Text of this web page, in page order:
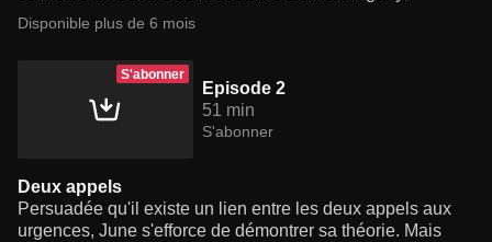
Disponible plus de 6 mois
S'abonner
Episode 2
51 min
S'abonner
Deux appels
Persuadée qu'il existe un lien entre les deux appels aux
urgences, June s'efforce de démontrer sa théorie. Mais